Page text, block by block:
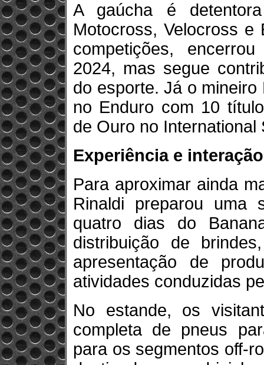
A gaúcha é
Motocross, Velocross e
competições,
2024, mas segue
do esporte. Já o
no Enduro com 10
de Ouro no
Experiência e
Para aproximar ainda
Rinaldi preparou uma
quatro dias do
distribuição de
apresentação de
atividades conduzidas
No estande, os
completa de pneus
para os segmentos off-